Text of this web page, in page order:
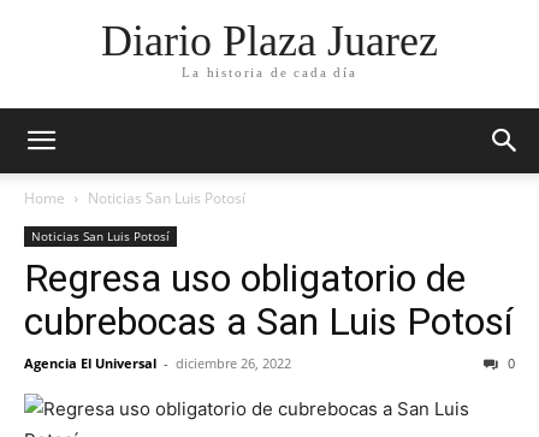
Diario Plaza Juarez
La historia de cada día
Home Noticias San Luis Potosí
Noticias San Luis Potosí
Regresa uso obligatorio de
cubrebocas a San Luis Potosí
Agencia El Universal - diciembre 26, 2022 0